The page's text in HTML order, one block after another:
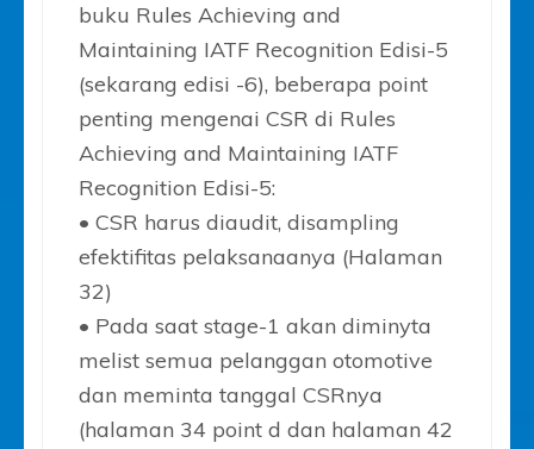
buku Rules Achieving and
Maintaining IATF Recognition Edisi-5
(sekarang edisi -6), beberapa point
penting mengenai CSR di Rules
Achieving and Maintaining IATF
Recognition Edisi-5:
• CSR harus diaudit, disampling
efektifitas pelaksanaanya (Halaman
32)
• Pada saat stage-1 akan diminyta
melist semua pelanggan otomotive
dan meminta tanggal CSRnya
(halaman 34 point d dan halaman 42